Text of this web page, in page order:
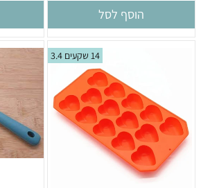
הוסף לסל
14 שקעים 3.4